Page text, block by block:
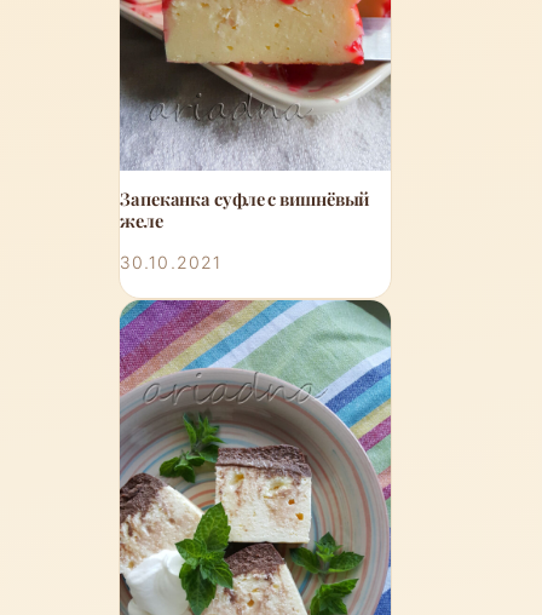
Запеканка суфле с вишнёвый
желе
30.10.2021